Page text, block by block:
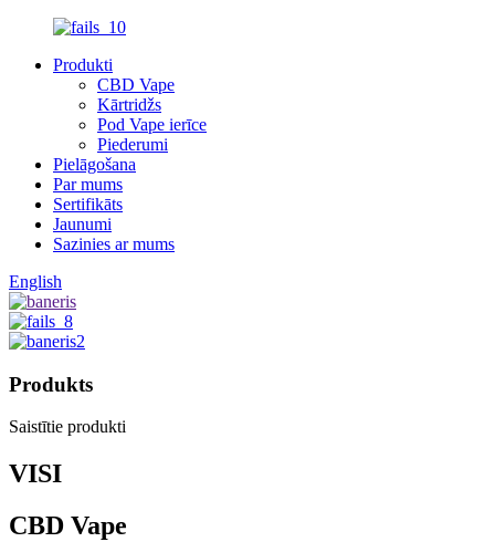
Produkti
CBD Vape
Kārtridžs
Pod Vape ierīce
Piederumi
Pielāgošana
Par mums
Sertifikāts
Jaunumi
Sazinies ar mums
English
Produkts
Saistītie produkti
VISI
CBD Vape